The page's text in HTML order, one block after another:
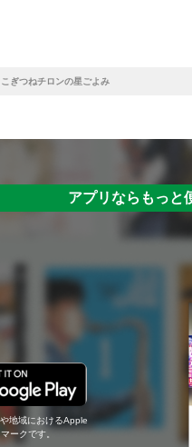
こぎつねチロンの星ごよみ
アプリならもっと
地域におけるApple
ークです。